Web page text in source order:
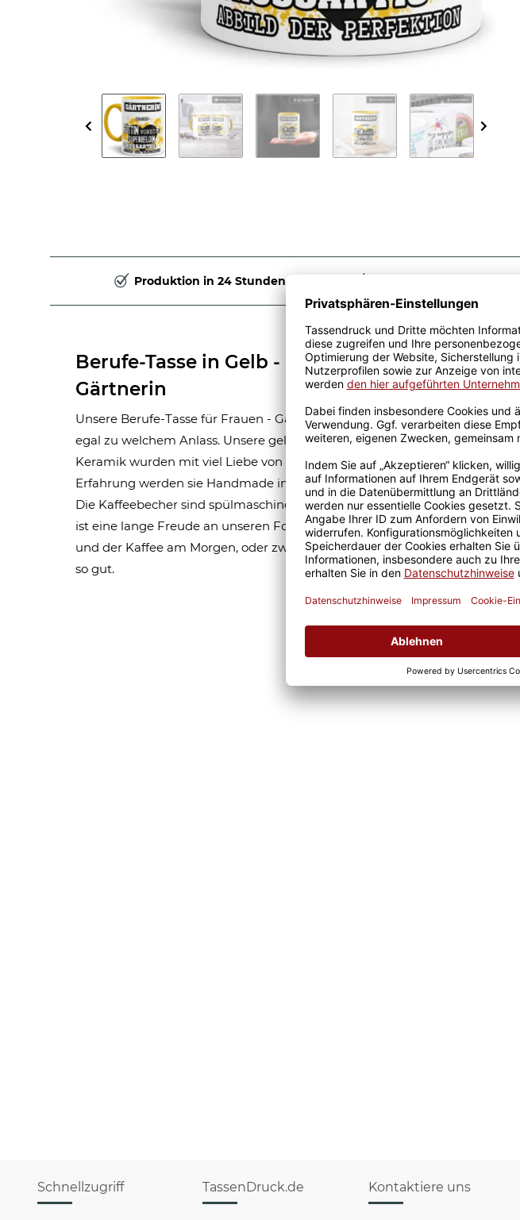
Produktion in 24 Stunden
Berufe-Tasse in Gelb - Bedeutung einer
Gärtnerin
Unsere Berufe-Tasse für Frauen - Gärtnerin - ist eine tolle Geschenkidee,
egal zu welchem Anlass. Unsere gelben Berufe-Tassen aus hochwertiger
Keramik wurden mit viel Liebe von unserem Grafik-Team designt. Mit viel
Erfahrung werden sie Handmade in unserer eigenen Produktion bedruckt.
Die Kaffeebecher sind spülmaschinen- und mikrowellen geeignet. Somit
ist eine lange Freude an unseren Fototassen und Motivtassen garantiert
und der Kaffee am Morgen, oder zwischendurch, schmeckt gleich nochmal
so gut.
Schnellzugriff TassenDruck.de Kontaktiere uns